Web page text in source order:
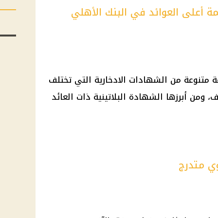
أعلى العوائد في البنك الأهلي
من الشهادات الادخارية التي تختلف
أبرزها الشهادة البلاتينية ذات العائد
متدرج